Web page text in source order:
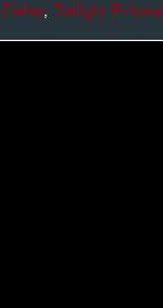
, Twilight Eclipse,